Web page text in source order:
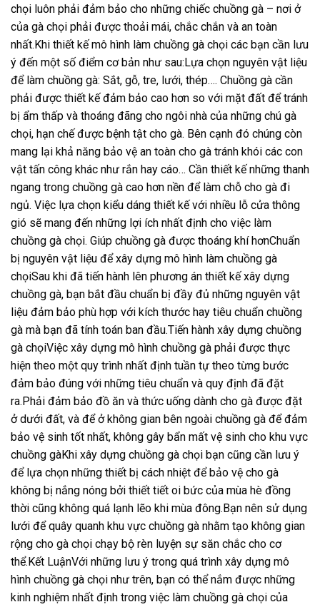
chọi luôn phải đảm bảo cho những chiếc chuồng gà – nơi ở
của gà chọi phải được thoải mái, chắc chắn và an toàn
nhất.Khi thiết kế mô hình làm chuồng gà chọi các bạn cần lưu
ý đến một số điểm cơ bản như sau:Lựa chọn nguyên vật liệu
để làm chuồng gà: Sắt, gỗ, tre, lưới, thép…. Chuồng gà cần
phải được thiết kế đảm bảo cao hơn so với mặt đất để tránh
bị ẩm thấp và thoáng đãng cho ngôi nhà của những chú gà
chọi, hạn chế được bệnh tật cho gà. Bên cạnh đó chúng còn
mang lại khả năng bảo vệ an toàn cho gà tránh khói các con
vật tấn công khác như rắn hay cáo… Cần thiết kế những thanh
ngang trong chuồng gà cao hơn nền để làm chỗ cho gà đi
ngủ. Việc lựa chọn kiểu dáng thiết kế với nhiều lỗ cửa thông
gió sẽ mang đến những lợi ích nhất định cho việc làm
chuồng gà chọi. Giúp chuồng gà được thoáng khí hơnChuẩn
bị nguyên vật liệu để xây dựng mô hình làm chuồng gà
chọiSau khi đã tiến hành lên phương án thiết kế xây dựng
chuồng gà, bạn bắt đầu chuẩn bị đầy đủ những nguyên vật
liệu đảm bảo phù hợp với kích thước hay tiêu chuẩn chuồng
gà mà bạn đã tính toán ban đầu.Tiến hành xây dựng chuồng
gà chọiViệc xây dựng mô hình chuồng gà phải được thực
hiện theo một quy trình nhất định tuần tự theo từng bước
đảm bảo đúng với những tiêu chuẩn và quy định đã đặt
ra.Phải đảm bảo đồ ăn và thức uống dành cho gà được đặt
ở dưới đất, và để ở không gian bên ngoài chuồng gà để đảm
bảo vệ sinh tốt nhất, không gây bẩn mất vệ sinh cho khu vực
chuồng gàKhi xây dựng chuồng gà chọi bạn cũng cần lưu ý
để lựa chọn những thiết bị cách nhiệt để bảo vệ cho gà
không bị nắng nóng bởi thiết tiết oi bức của mùa hè đồng
thời cũng không quá lạnh lẽo khi mùa đông.Bạn nên sử dụng
lưới để quây quanh khu vực chuồng gà nhằm tạo không gian
rộng cho gà chọi chạy bộ rèn luyện sự săn chắc cho cơ
thể.Kết LuậnVới những lưu ý trong quá trình xây dựng mô
hình chuồng gà chọi như trên, bạn có thể nắm được những
kinh nghiệm nhất định trong việc làm chuồng gà chọi của